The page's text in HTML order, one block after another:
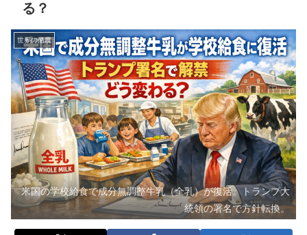
る？
世界の酪農
米国の学校給食で成分無調整牛乳（全乳）が復活。トランプ大
統領の署名で方針転換。